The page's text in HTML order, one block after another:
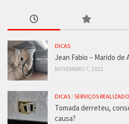
DICAS
Jean Fabio – Marido de
NOVEMBRO 7, 2022
DICAS /SERVIÇOS
Tomada derreteu,
causa?